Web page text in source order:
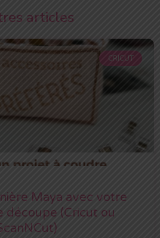
articles
CRICUT
Maya avec votre
découpe (Cricut ou